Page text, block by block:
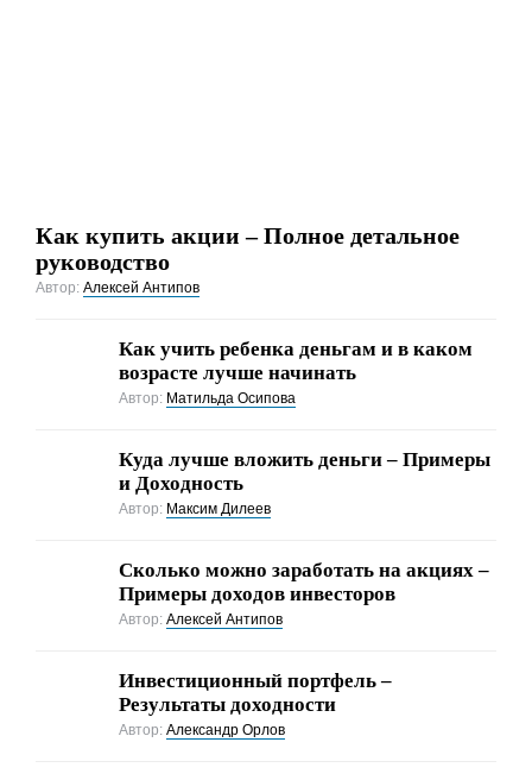
Как купить акции – Полное детальное
руководство
Автор:Алексей Антипов
Как учить ребенка деньгам и в каком
возрасте лучше начинать
Автор: Матильда Осипова
Куда лучше вложить деньги – Примеры
и Доходность
Автор: Максим Дилеев
Cколько можно заработать на акциях –
Примеры доходов инвесторов
Автор:Алексей Антипов
Инвестиционный портфель –
Результаты доходности
Автор:Александр Орлов